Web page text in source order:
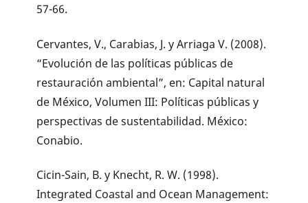
57-66.
Cervantes, V., Carabias, J. y Arriaga V. (2008).
“Evolución de las políticas públicas de
restauración ambiental”, en: Capital natural
de México, Volumen III: Políticas públicas y
perspectivas de sustentabilidad. México:
Conabio.
Cicin-Sain, B. y Knecht, R. W. (1998).
Integrated Coastal and Ocean Management: